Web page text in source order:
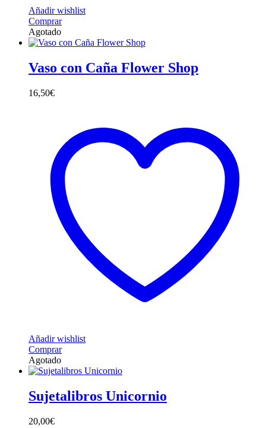
Añadir wishlist
Comprar
Agotado
Vaso con Caña Flower Shop
16,50€
Añadir wishlist
Comprar
Agotado
Sujetalibros Unicornio
20,00€